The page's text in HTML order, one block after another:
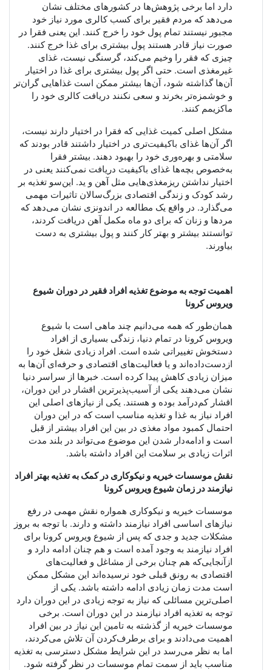
دارد اما برخی پژوهش‌ها در کشور های مختلف نشان
می‌دهدکه مردم فقیر برای کسب کالری مورد نیاز خود
مجبور نیستند تمام پول خود را خرج کنند. این یعنی فقرا در
صورت نیاز قادر هستند پول بیشتری برای غذا خرج کنند.
چیزی که فقر را وخیم می‌کند، گرسنگی نیست، غذای
غیرمغذی است. حتی اگر پول بیشتری برای غذا در اختیار
آن‌ها گذاشته شود، آن‌ها بیشتر ممکن است غذاهایی گران‌تر
و خوشمزه‌تر بخرند و سعی نکنند دریافت کالری خود را
ماکزیمم کنند.
مشکل اصلی کمیت غذایی که فقرا در اختیار دارند نیست،
اگر آن‌ها غذای باکیفیت‌تری در اختیار داشتند قادر بودند که
سلامتی و بهره‌وری خود را بهبود دهند. بیشتر فقرا
به‌خصوص بچه‌ها غذای باکیفیت دریافت نمی‌کنند یعنی در
اختیار نداشتن ریزمغذی‌هایی مثل آهن و ید. این‌سو تغذیه بر
رشد کودک و زندگی اقتصادی بزرگ‌سالان تاثیرات مهمی
می‌گذارد. در واقع یک مطالعه در اندونزی نشان می‌دهد که
مردها و زنان که برای دو ماه مکمل آهن دریافت کردند،
توانستند بیشتر و بهتر کار کنند و پول بیشتری به دست
بیاورند.
اهمیت توجه به موضوع تغذیه افراد فقیر در دوران شیوع
ویروس کرونا
همان‌طور که همه می‌دانیم چند ماهی است با شیوع
ویروس کرونا در تمام دنیا، زندگی بسیاری از افراد
دستخوش تغییراتی شده است. افراد زیادی شغل خود را
ازدست‌داده‌اند و یا فعالیت‌های اقتصادی و حرفه‌ای آن‌ها به
میزان زیادی کاهش پیدا کرده است. خبرها از سراسر دنیا
نشان می‌دهند یکی از آسیب‌پذیرترین اقشار در این دوران،
اقشار کم‌درآمد بوده و هستند. یکی از نیازهای اصلی این
افراد نیاز به غذا و تغذیه مناسب است که در این دوران
احتمال کمبود مواد مغذی در بین این افراد بیشتر از قبل
است و ادامه‌دار شدن این موضوع می‌تواند در بلند مدت
اثرات زیادی بر سلامت این افراد داشته باشد.
نقش موسسات خیریه و نیکوکاری در کمک به تغذیه بهتر افراد
نیازمند در زمان شیوع ویروس کرونا
موسسات خیریه و نیکوکاری همواره نقش مهمی در رفع
نیازهای اساسی افراد نیازمند داشته و دارند. با توجه به بروز
مشکلات جدید و جدی که پس از شیوع ویروس کرونا برای
افراد نیازمند به وجود آمده است و هم چنان ادامه دارد و
ازآنجایی‌که هم چنان برخی از مشاغل و فعالیت‌های
اقتصادی به رونق قبلی خود نرسیده‌اند این مشکل ممکن
است مدت زمان زیادی ادامه داشته باشد. یکی از
اصلی‌ترین مسائلی که نیاز به توجه زیادی در این دوران دارد
توجه به تغذیه افراد نیازمند در این دوران است. برخی
موسسات خیریه از گذشته به تامین این نیاز در بین افراد
اهمیت می‌دادند و برای برطرف‌کردن آن تلاش می‌کردند،
اما به نظر می‌رسد در این شرایط مشکل دسترسی به تغذیه
مناسب باید از سمت تمام موسسات در نظر گرفته شود.